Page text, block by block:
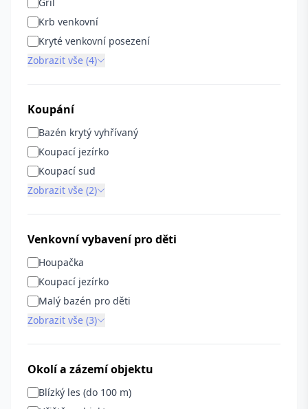
Krb venkovní
Kryté venkovní posezení
Zobrazit vše (4)
Koupání
Bazén krytý vyhřívaný
Koupací jezírko
Koupací sud
Zobrazit vše (2)
Venkovní vybavení pro děti
Houpačka
Koupací jezírko
Malý bazén pro děti
Zobrazit vše (3)
Okolí a zázemí objektu
Blízký les (do 100 m)